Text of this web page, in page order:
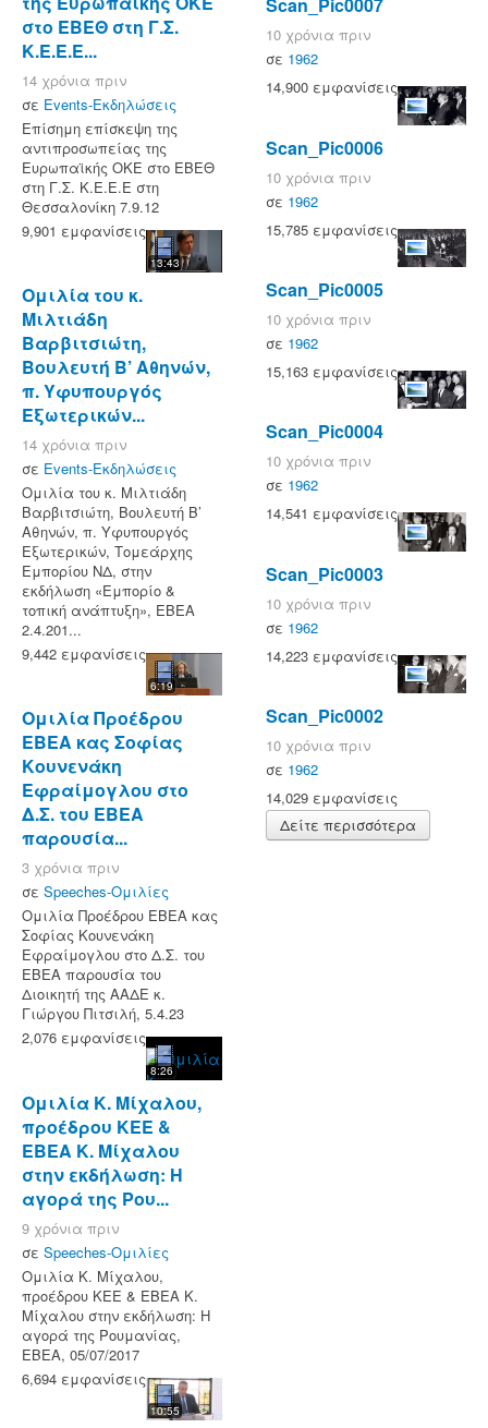
στο ΕΒΕΘ στη Γ.Σ.
Κ.Ε.Ε.Ε...
14 χρόνια πριν
σε Events-Εκδηλώσεις
Επίσημη επίσκεψη της
αντιπροσωπείας της
Ευρωπαϊκής ΟΚΕ στο ΕΒΕΘ
στη Γ.Σ. Κ.Ε.Ε.Ε στη
Θεσσαλονίκη 7.9.12
9,901 εμφανίσεις
13:43
Ομιλία του κ.
Μιλτιάδη
Βαρβιτσιώτη,
Βουλευτή Β’ Αθηνών,
π. Υφυπουργός
Εξωτερικών...
14 χρόνια πριν
σε Events-Εκδηλώσεις
Ομιλία του κ. Μιλτιάδη
Βαρβιτσιώτη, Βουλευτή Β’
Αθηνών, π. Υφυπουργός
Εξωτερικών, Τομεάρχης
Εμπορίου ΝΔ, στην
εκδήλωση «Εμπορίο &
τοπική ανάπτυξη», ΕΒΕΑ
2.4.201...
9,442 εμφανίσεις
6:19
Ομιλία Προέδρου
ΕΒΕΑ κας Σοφίας
Κουνενάκη
Εφραίμογλου στο
Δ.Σ. του ΕΒΕΑ
παρουσία...
3 χρόνια πριν
σε Speeches-Ομιλίες
Ομιλία Προέδρου ΕΒΕΑ κας
Σοφίας Κουνενάκη
Εφραίμογλου στο Δ.Σ. του
ΕΒΕΑ παρουσία του
Διοικητή της ΑΑΔΕ κ.
Γιώργου Πιτσιλή, 5.4.23
2,076 εμφανίσεις
8:26
Ομιλία Κ. Μίχαλου,
προέδρου ΚΕΕ &
ΕΒΕΑ Κ. Μίχαλου
στην εκδήλωση: Η
αγορά της Ρου...
9 χρόνια πριν
σε Speeches-Ομιλίες
Ομιλία Κ. Μίχαλου,
προέδρου ΚΕΕ & ΕΒΕΑ Κ.
Μίχαλου στην εκδήλωση: Η
αγορά της Ρουμανίας,
ΕΒΕΑ, 05/07/2017
6,694 εμφανίσεις
10:55
Scan_Pic0007
10 χρόνια πριν
σε 1962
14,900 εμφανίσεις
Scan_Pic0006
10 χρόνια πριν
σε 1962
15,785 εμφανίσεις
Scan_Pic0005
10 χρόνια πριν
σε 1962
15,163 εμφανίσεις
Scan_Pic0004
10 χρόνια πριν
σε 1962
14,541 εμφανίσεις
Scan_Pic0003
10 χρόνια πριν
σε 1962
14,223 εμφανίσεις
Scan_Pic0002
10 χρόνια πριν
σε 1962
14,029 εμφανίσεις
Δείτε περισσότερα